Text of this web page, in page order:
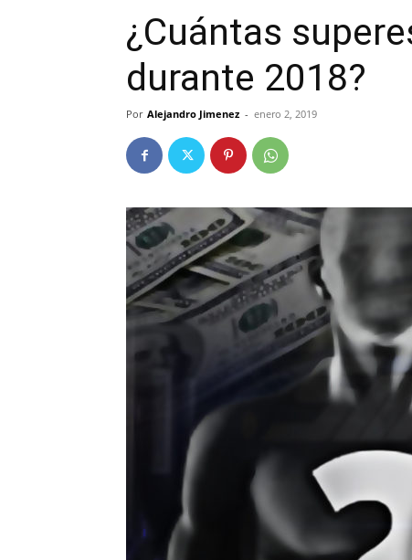
¿Cuántas
durante 2018?
Por Alejandro Jimenez - enero 2, 2019